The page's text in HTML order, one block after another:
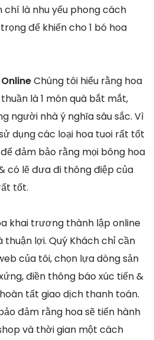
chí là nhu yếu phong cách
để khiến cho 1 bó hoa
Chúng tôi hiểu rằng hoa
là 1 món quà bắt mắt,
người nhà ý nghĩa sâu sắc. Vì
dụng các loại hoa tuoi rất tốt
đảm bảo rằng mọi bông hoa
có lẽ đưa đi thông điệp của
tốt.
khai trương thành lập online
thuận lợi. Quý Khách chỉ cần
của tôi, chọn lựa dòng sản
điền thông báo xúc tiến &
tất giao dịch thanh toán.
đảm rằng hoa sẽ tiến hành
và thời gian một cách